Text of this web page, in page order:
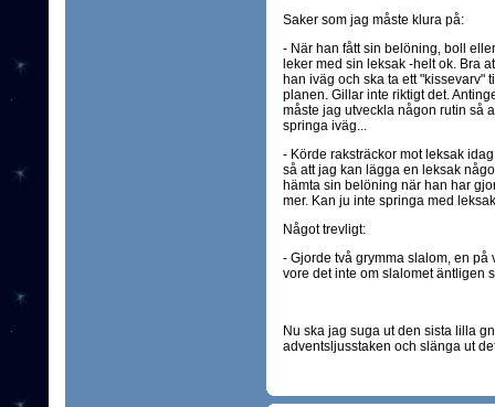
Saker som jag måste klura på:
- När han fått sin belöning, boll
leker med sin leksak -helt ok. Bra
han iväg och ska ta ett "kissevarv"
planen. Gillar inte riktigt det.
måste jag utveckla någon rutin så
springa iväg...
- Körde raksträckor mot leksak
så att jag kan lägga en leksak
hämta sin belöning när han har
mer. Kan ju inte springa med
Något trevligt:
- Gjorde två grymma slalom, en
vore det inte om slalomet äntligen
Nu ska jag suga ut den sista lilla
adventsljusstaken och slänga ut